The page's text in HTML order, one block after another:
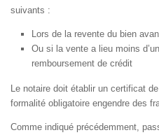
suivants :
Lors de la revente du bien
Ou si la vente a lieu moins
remboursement de crédit
Le notaire doit établir un certificat
formalité obligatoire engendre des
Comme indiqué précédemment,